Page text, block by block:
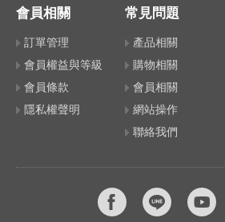
會員相關
訂單管理
會員權益與等級
會員條款
隱私權聲明
常見問題
產品相關
購物相關
會員相關
網站操作
聯絡我們